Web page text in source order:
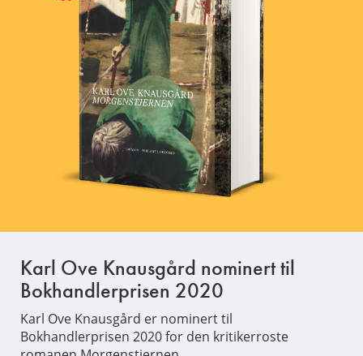
Karl Ove Knausgård nominert til
Bokhandlerprisen 2020
Karl Ove Knausgård er nominert til
Bokhandlerprisen 2020 for den kritikerroste